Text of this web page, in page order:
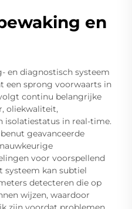
en
en diagnostisch systeem
een sprong voorwaarts in
continu belangrijke
oliekwaliteit,
isolatiestatus in real-time.
geavanceerde
voor voorspellend
systeem kan subtiel
detecteren die op
wijzen, waardoor